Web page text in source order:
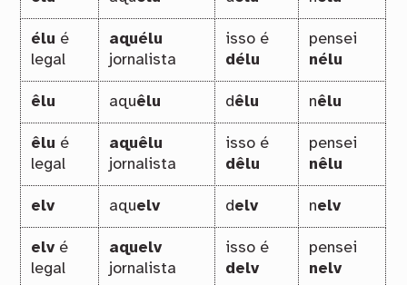
élu é
legal
aquélu
jornalista
isso é
délu
pensei
nélu
êlu aquêlu dêlu nêlu
êlu é
legal
aquêlu
jornalista
isso é
dêlu
pensei
nêlu
elv aquelv delv nelv
elv é
legal
aquelv
jornalista
isso é
delv
pensei
nelv